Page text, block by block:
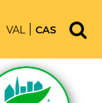
VAL CAS